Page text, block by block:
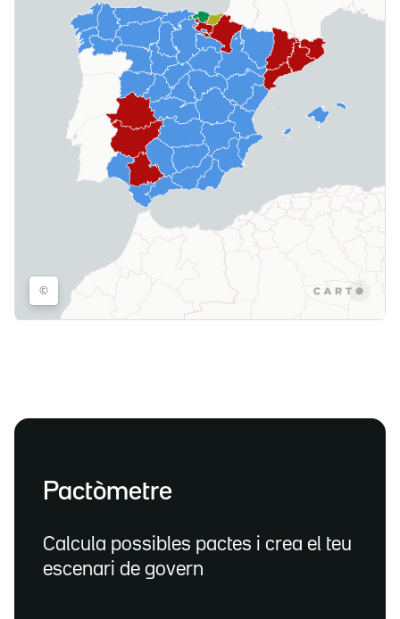
Pactòmetre
Calcula possibles pactes i crea el teu
escenari de govern